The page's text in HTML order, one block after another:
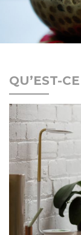
QU’EST-